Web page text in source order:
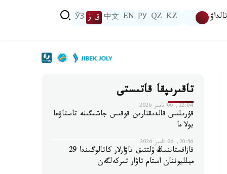
تالداۋ KZ
QZ
РУ
EN
中文 ق ز ЎЗ
تاقىرىپقا قاتىستى
22:04, 06 تامىز 2026
قۇرىلىس قالدىقتارىن قوقىس جاشىگىنە تاستاۋعا
بولا ما
20:56, 06 تامىز 2026
قازاقستاننىڭ ۇلتتىق تاۋارلار كاتالوگىندا 29
ميلليوننان استام تاۋار تىركەلگەن